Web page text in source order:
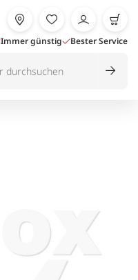
Immer günstig Bester Service